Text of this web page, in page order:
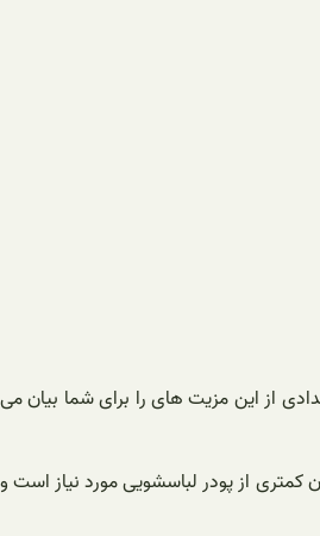
خلاصه تعدادی از این مزیت های را برای شما بیان می
کمتری از پودر لباسشویی مورد نیاز است و